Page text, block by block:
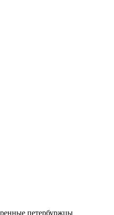
петербуржцы